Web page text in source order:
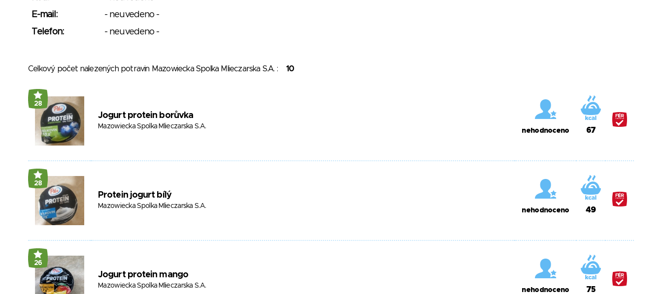
E-mail:
- neuvedeno -
Telefon:
- neuvedeno -
Celkový počet nalezených potravin Mazowiecka Spolka Mlieczarska S.A. : 10
28
Jogurt protein borůvka
Mazowiecka Spolka Mlieczarska S.A.
nehodnoceno 67
28
Protein jogurt bílý
Mazowiecka Spolka Mlieczarska S.A.
nehodnoceno 49
26
Jogurt protein mango
Mazowiecka Spolka Mlieczarska S.A.
nehodnoceno 75